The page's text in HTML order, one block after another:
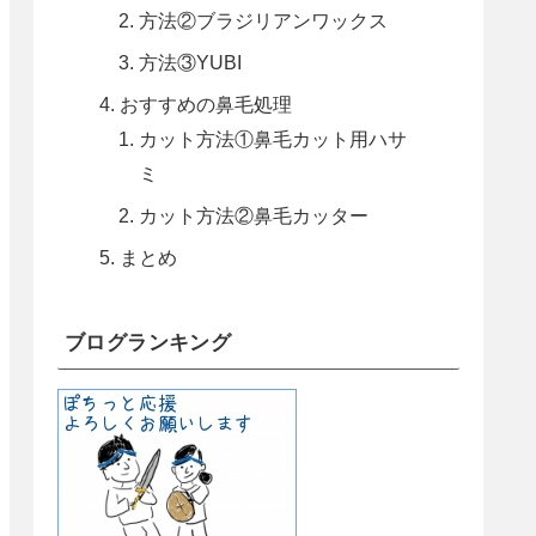
方法②ブラジリアンワックス
方法③YUBI
おすすめの鼻毛処理
カット方法①鼻毛カット用ハサ
ミ
カット方法②鼻毛カッター
まとめ
ブログランキング